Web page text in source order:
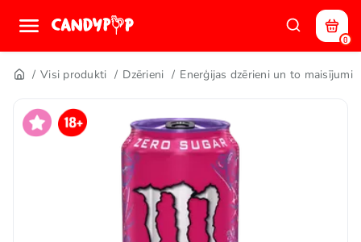
0
Visi produkti Dzērieni Enerģijas dzērieni un to maisījumi